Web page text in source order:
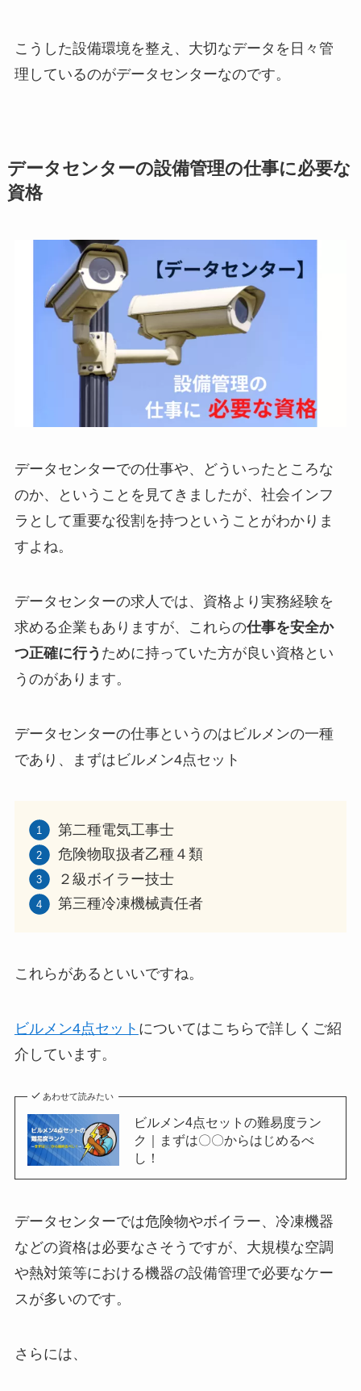
こうした設備環境を整え、大切なデータを日々管
理しているのがデータセンターなのです。
データセンターの設備管理の仕事に必要な
資格
データセンターでの仕事や、どういったところな
のか、ということを見てきましたが、 社会インフ
ラとして重要な役割を持つ ということがわかりま
すよね。
データセンターの求人では、資格より実務経験を
求める企業もありますが、これらの仕事を安全か
つ正確に行う ために持っていた方が良い資格とい
うのがあります。
データセンターの仕事というのはビルメンの一種
であり、まずはビルメン4点セット
第二種電気工事士
危険物取扱者乙種４類
２級ボイラー技士
第三種冷凍機械責任者
これらがあるといいですね。
ビルメン4点セット についてはこちらで詳しくご紹
介しています。
あわせて読みたい
ビルメン4点セットの難易度ラン
ク｜まずは〇〇からはじめるべ
し！
データセンターでは危険物やボイラー、冷凍機器
などの資格は必要なさそうですが、大規模な空調
や熱対策等における機器の設備管理で必要なケー
スが多いのです。
さらには、